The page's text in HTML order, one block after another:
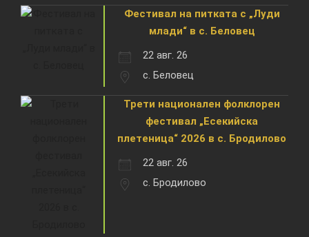
Фестивал на питката с „Луди
млади“ в с. Беловец
22 авг. 26
с. Беловец
Трети национален фолклорен
фестивал „Есекийска
плетеница“ 2026 в с. Бродилово
22 авг. 26
с. Бродилово